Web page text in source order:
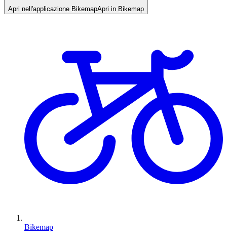
Apri nell'applicazione BikemapApri in Bikemap
Bikemap